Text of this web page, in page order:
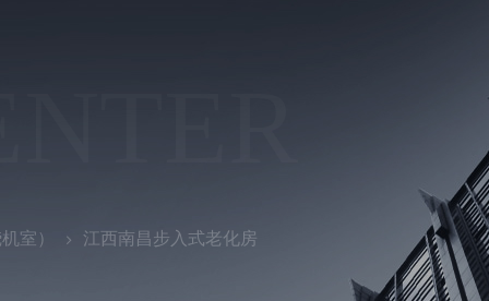
室） 江西南昌步入式老化房